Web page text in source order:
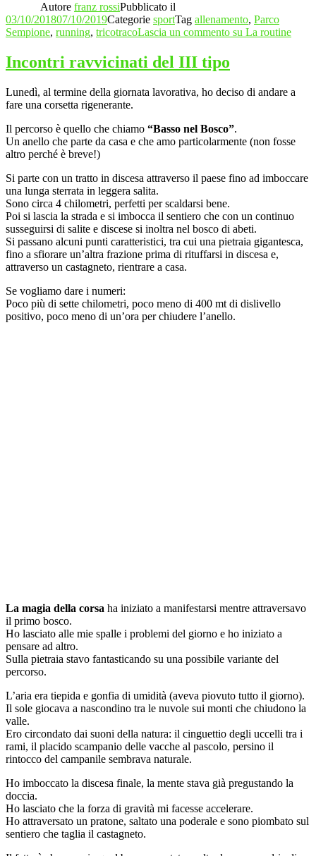
Autore franz rossiPubblicato il
03/10/201807/10/2019Categorie sportTag allenamento, Parco
Sempione, running, tricotracoLascia un commento su La routine
Incontri ravvicinati del III tipo
Lunedì, al termine della giornata lavorativa, ho deciso di andare a
fare una corsetta rigenerante.
Il percorso è quello che chiamo “Basso nel Bosco”.
Un anello che parte da casa e che amo particolarmente (non fosse
altro perché è breve!)
Si parte con un tratto in discesa attraverso il paese fino ad imboccare
una lunga sterrata in leggera salita.
Sono circa 4 chilometri, perfetti per scaldarsi bene.
Poi si lascia la strada e si imbocca il sentiero che con un continuo
susseguirsi di salite e discese si inoltra nel bosco di abeti.
Si passano alcuni punti caratteristici, tra cui una pietraia gigantesca,
fino a sfiorare un’altra frazione prima di rituffarsi in discesa e,
attraverso un castagneto, rientrare a casa.
Se vogliamo dare i numeri:
Poco più di sette chilometri, poco meno di 400 mt di dislivello
positivo, poco meno di un’ora per chiudere l’anello.
La magia della corsa ha iniziato a manifestarsi mentre attraversavo
il primo bosco.
Ho lasciato alle mie spalle i problemi del giorno e ho iniziato a
pensare ad altro.
Sulla pietraia stavo fantasticando su una possibile variante del
percorso.
L’aria era tiepida e gonfia di umidità (aveva piovuto tutto il giorno).
Il sole giocava a nascondino tra le nuvole sui monti che chiudono la
valle.
Ero circondato dai suoni della natura: il cinguettio degli uccelli tra i
rami, il placido scampanio delle vacche al pascolo, persino il
rintocco del campanile sembrava naturale.
Ho imboccato la discesa finale, la mente stava già pregustando la
doccia.
Ho lasciato che la forza di gravità mi facesse accelerare.
Ho attraversato un pratone, saltato una poderale e sono piombato sul
sentiero che taglia il castagneto.